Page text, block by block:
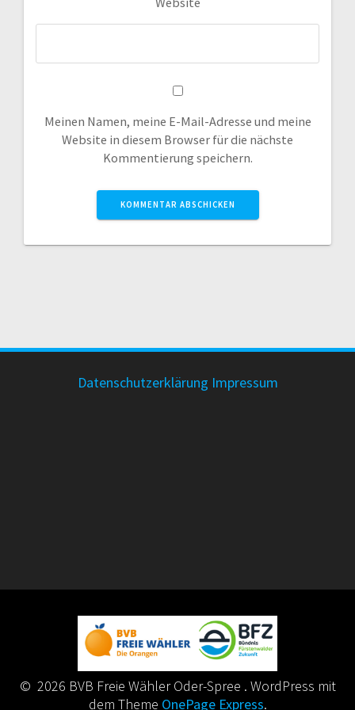
Meinen Namen, meine E-Mail-Adresse und meine
Website in diesem Browser für die nächste
Kommentierung speichern.
Datenschutzerklärung Impressum
© 2026 BVB Freie Wähler Oder-Spree . WordPress mit
dem Theme OnePage Express.